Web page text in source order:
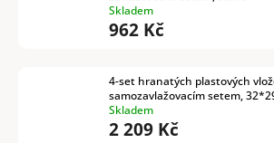
Skladem
962 Kč
4-set hranatých plastových
samozavlažovacím setem,
Skladem
2 209 Kč